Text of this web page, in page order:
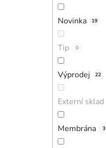
Novinka 19
Tip 0
Výprodej 22
Externí sklad
Membrána 3